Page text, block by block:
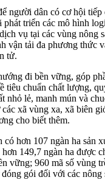
người dân có cơ hội tiếp
phát triển các mô hình
vụ tại các vùng nông
vận tải đa phương thức
tử.
đi bền vững, góp
tiêu chuẩn chất lượng,
nhỏ lẻ, manh mún và
các xã vùng xa, xã biên
cho biết thêm.
hơn 107 ngàn ha sản
149,7 ngàn ha được
vững; 960 mã số vùng
gói đối với các nông